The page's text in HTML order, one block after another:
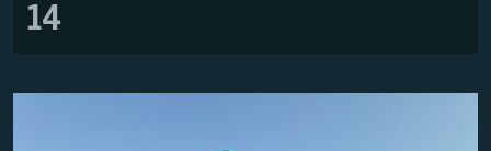
14